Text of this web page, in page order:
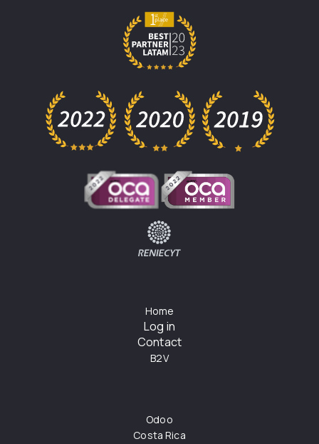
Home
Log in
Contact
B2V
Odoo
Costa Rica